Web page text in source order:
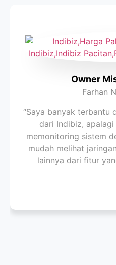
Owner
Farhan
“Saya banyak terbantu
dari Indibiz,
memonitoring sistem
mudah melihat
lainnya dari fitur